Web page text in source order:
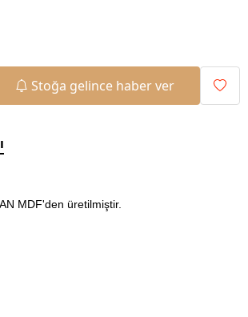
Stoğa gelince haber ver
MDF'den üretilmiştir.